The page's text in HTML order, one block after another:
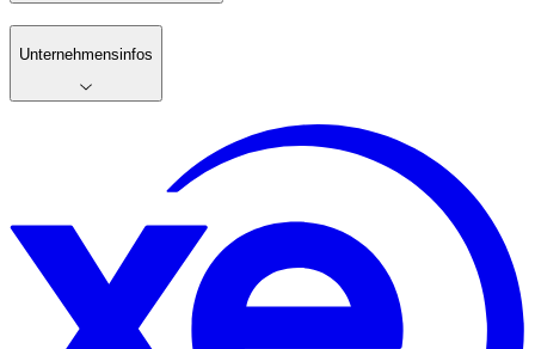
Unternehmensinfos